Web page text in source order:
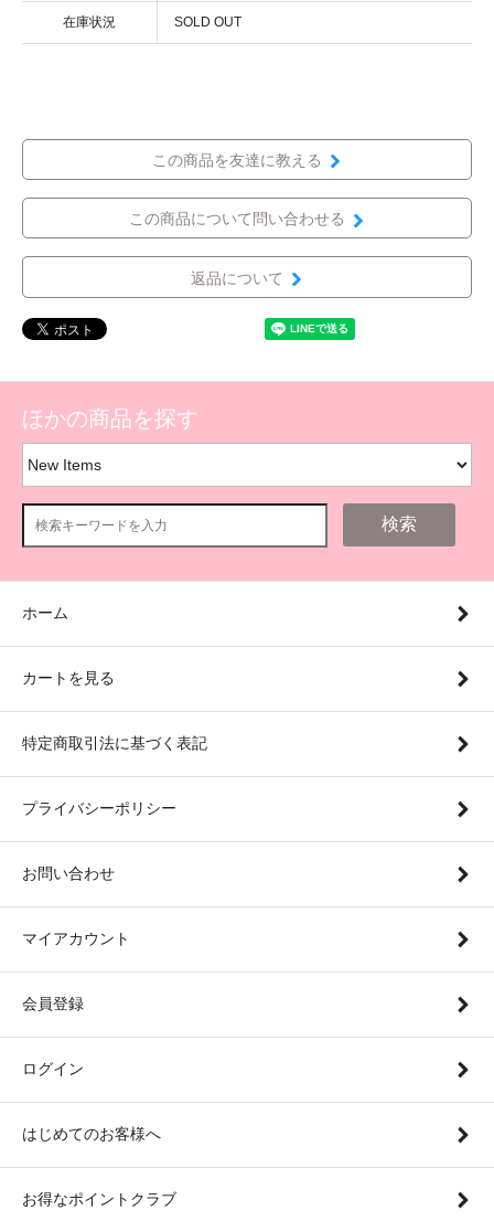
在庫状況 SOLD OUT
この商品を友達に教える
この商品について問い合わせる
返品について
ほかの商品を探す
検索
ホーム
カートを見る
特定商取引法に基づく表記
プライバシーポリシー
お問い合わせ
マイアカウント
会員登録
ログイン
はじめてのお客様へ
お得なポイントクラブ